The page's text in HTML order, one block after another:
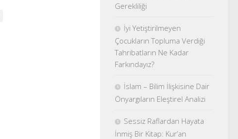
Gerekliliği
İyi Yetiştirilmeyen
Çocukların Topluma Verdiği
Tahribatların Ne Kadar
Farkındayız?
İslam – Bilim İlişkisine Dair
Önyargıların Eleştirel Analizi
Sessiz Raflardan Hayata
İnmiş Bir Kitap: Kur’an